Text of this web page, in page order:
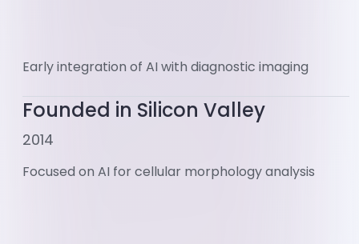
Early integration of AI with diagnostic imaging
Founded in Silicon Valley
2014
Focused on AI for cellular morphology analysis